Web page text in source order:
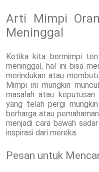
Arti Mimpi
Meninggal
Ketika kita bermimpi
meninggal, hal ini bisa
merindukan atau
Mimpi ini mungkin
masalah atau
yang telah pergi
berharga atau
menjadi cara bawah
inspirasi dari mereka.
Pesan untuk